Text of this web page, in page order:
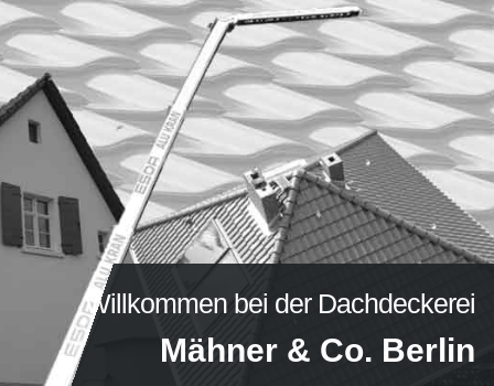
Willkommen bei der Dachdeckerei
Mähner & Co. Berlin